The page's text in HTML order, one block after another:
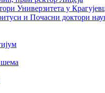
Универзитета у
и Почасни доктори